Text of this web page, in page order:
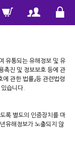
유통되는 유해정보 및 유
촉진 및 정보보호 등에 관
에 관한 법률』등 관련법령
습니다.
록 별도의 인증장치를 마
유해정보가 노출되지 않